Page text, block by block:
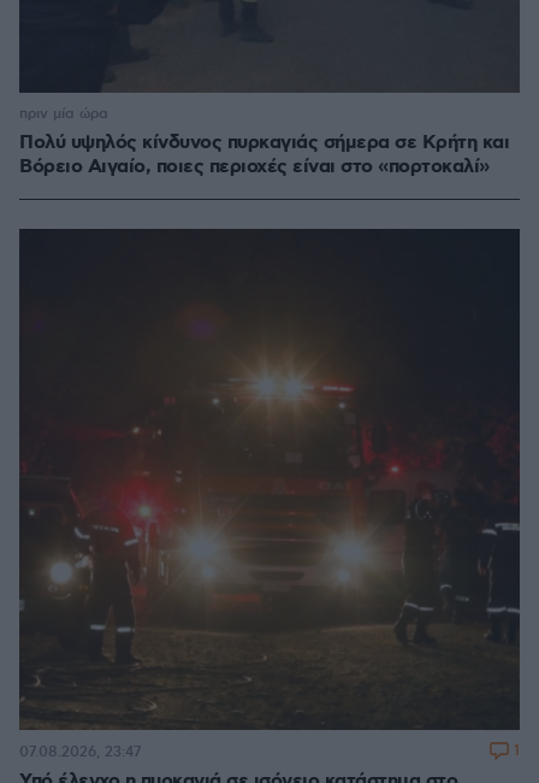
Πολύ υψηλός κίνδυνος πυρκαγιάς σήμερα σε Κρήτη και
Βόρειο Αιγαίο, ποιες περιοχές είναι στο «πορτοκαλί»
πριν μία ώρα
07.08.2026, 23:47 1